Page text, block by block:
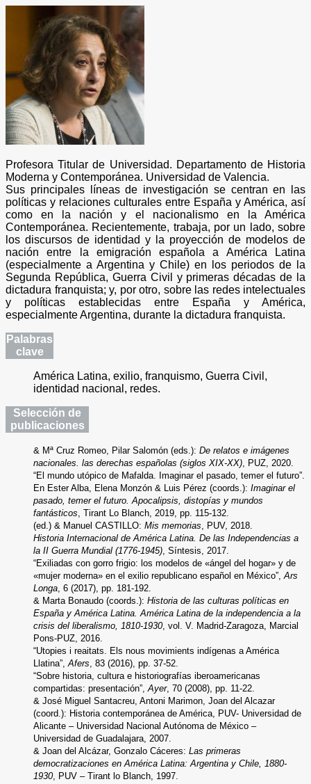
Profesora Titular de Universidad. Departamento de Historia
Moderna y Contemporánea. Universidad de Valencia.
Sus principales líneas de investigación se centran en las
políticas y relaciones culturales entre España y América, así
como en la nación y el nacionalismo en la América
Contemporánea. Recientemente, trabaja, por un lado, sobre
los discursos de identidad y la proyección de modelos de
nación entre la emigración española a América Latina
(especialmente a Argentina y Chile) en los periodos de la
Segunda República, Guerra Civil y primeras décadas de la
dictadura franquista; y, por otro, sobre las redes intelectuales
y políticas establecidas entre España y América,
especialmente Argentina, durante la dictadura franquista.
Palabras
clave
América Latina, exilio, franquismo, Guerra Civil,
identidad nacional, redes.
Selección de
publicaciones
& Mª Cruz Romeo, Pilar Salomón (eds.): De relatos e imágenes
nacionales. las derechas españolas (siglos XIX-XX) , PUZ, 2020.
“El mundo utópico de Mafalda. Imaginar el pasado, temer el futuro”.
En Ester Alba, Elena Monzón & Luis Pérez (coords.): Imaginar el
pasado, temer el futuro. Apocalipsis, distopías y mundos
fantásticos , Tirant Lo Blanch, 2019, pp. 115-132.
(ed.) & Manuel CASTILLO: Mis memorias , PUV, 2018.
Historia Internacional de América Latina. De las Independencias a
la II Guerra Mundial (1776-1945) , Síntesis, 2017.
“Exiliadas con gorro frigio: los modelos de «ángel del hogar» y de
«mujer moderna» en el exilio republicano español en México”, Ars
Longa , 6 (2017), pp. 181-192.
& Marta Bonaudo (coords.): Historia de las culturas políticas en
España y América Latina. América Latina de la independencia a la
crisis del liberalismo, 1810-1930, vol. V. Madrid-Zaragoza, Marcial
Pons-PUZ, 2016.
“Utopies i reaitats. Els nous movimients indígenas a América
Llatina”, Afers , 83 (2016), pp. 37-52.
“Sobre historia, cultura e historiografías iberoamericanas
compartidas: presentación”, Ayer, 70 (2008), pp. 11-22.
& José Miguel Santacreu, Antoni Marimon, Joan del Alcazar
(coord.): Historia contemporánea de América, PUV- Universidad de
Alicante – Universidad Nacional Autónoma de México –
Universidad de Guadalajara, 2007.
& Joan del Alcázar, Gonzalo Cáceres: Las primeras
democratizaciones en América Latina: Argentina y Chile, 1880-
1930, PUV – Tirant lo Blanch, 1997.